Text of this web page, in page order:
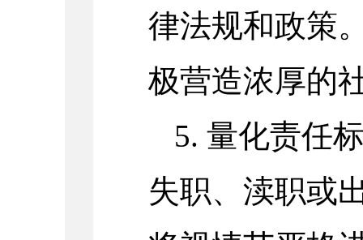
律法规和政策
极营造浓厚的
5. 量化责任
失职、渎职或